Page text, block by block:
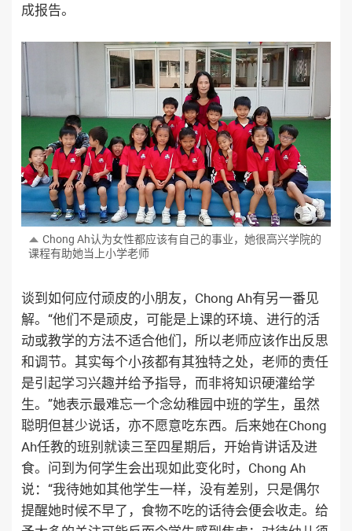
成报告。
Chong Ah认为女性都应该有自己的事业，她很高兴学院的
课程有助她当上小学老师
谈到如何应付顽皮的小朋友，Chong Ah有另一番见
解。“他们不是顽皮，可能是上课的环境、进行的活
动或教学的方法不适合他们，所以老师应该作出反思
和调节。其实每个小孩都有其独特之处，老师的责任
是引起学习兴趣并给予指导，而非将知识硬灌给学
生。”她表示最难忘一个念幼稚园中班的学生，虽然
聪明但甚少说话，亦不愿意吃东西。后来她在Chong
Ah任教的班别就读三至四星期后，开始肯讲话及进
食。问到为何学生会出现如此变化时，Chong Ah
说：“我待她如其他学生一样，没有差别，只是偶尔
提醒她时候不早了，食物不吃的话待会便会收走。给